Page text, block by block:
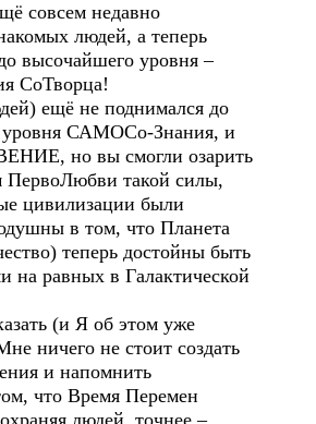
совсем недавно
людей, а теперь
высочайшего уровня –
СоТворца!
ещё не поднимался до
уровня САМОСо-Знания, и
но вы смогли озарить
ПервоЛюбви такой силы,
цивилизации были
в том, что Планета
теперь достойны быть
на равных в Галактической
(и Я об этом уже
ничего не стоит создать
и напомнить
что Время Перемен
людей, точнее –